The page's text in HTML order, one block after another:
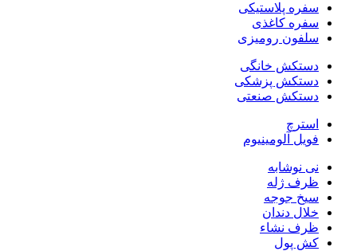
سفره پلاستیکی
سفره کاغذی
سلفون رومیزی
دستکش خانگی
دستکش پزشکی
دستکش صنعتی
استرچ
فویل آلومینیوم
نی نوشابه
ظرف ژله
سیخ جوجه
خلال دندان
ظرف نشاء
کش پول